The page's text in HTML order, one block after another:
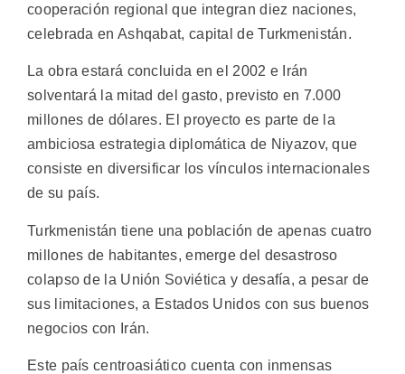
cooperación regional que integran diez naciones,
celebrada en Ashqabat, capital de Turkmenistán.
La obra estará concluida en el 2002 e Irán
solventará la mitad del gasto, previsto en 7.000
millones de dólares. El proyecto es parte de la
ambiciosa estrategia diplomática de Niyazov, que
consiste en diversificar los vínculos internacionales
de su país.
Turkmenistán tiene una población de apenas cuatro
millones de habitantes, emerge del desastroso
colapso de la Unión Soviética y desafía, a pesar de
sus limitaciones, a Estados Unidos con sus buenos
negocios con Irán.
Este país centroasiático cuenta con inmensas